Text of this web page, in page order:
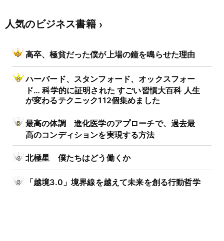
人気のビジネス書籍
高卒、極貧だった僕が上場の鐘を鳴らせた理由
ハーバード、スタンフォード、オックスフォー
ド… 科学的に証明された すごい習慣大百科 人生
が変わるテクニック112個集めました
最高の体調 進化医学のアプローチで、過去最
高のコンディションを実現する方法
北極星 僕たちはどう働くか
「越境3.0」境界線を越えて未来を創る行動哲学